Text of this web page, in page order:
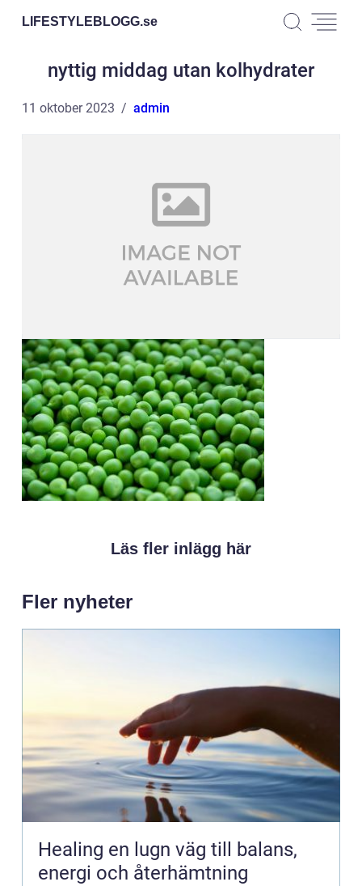
LIFESTYLEBLOGG.se
nyttig middag utan kolhydrater
11 oktober 2023 admin
Läs fler inlägg här
Fler nyheter
Healing en lugn väg till balans,
energi och återhämtning